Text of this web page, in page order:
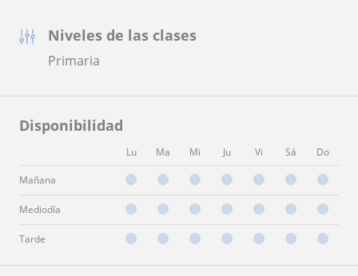
Niveles de las clases
Primaria
Disponibilidad
Lu Ma Mi Ju Vi Sá Do
Mañana
Mediodía
Tarde